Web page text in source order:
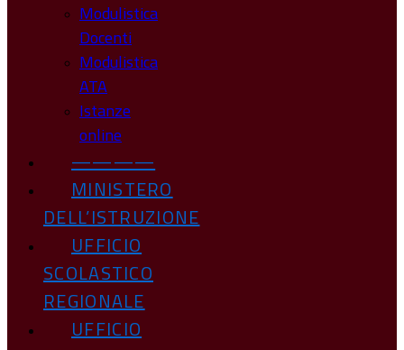
Modulistica
Docenti
Modulistica
ATA
Istanze
online
————
MINISTERO
DELL’ISTRUZIONE
UFFICIO
SCOLASTICO
REGIONALE
UFFICIO